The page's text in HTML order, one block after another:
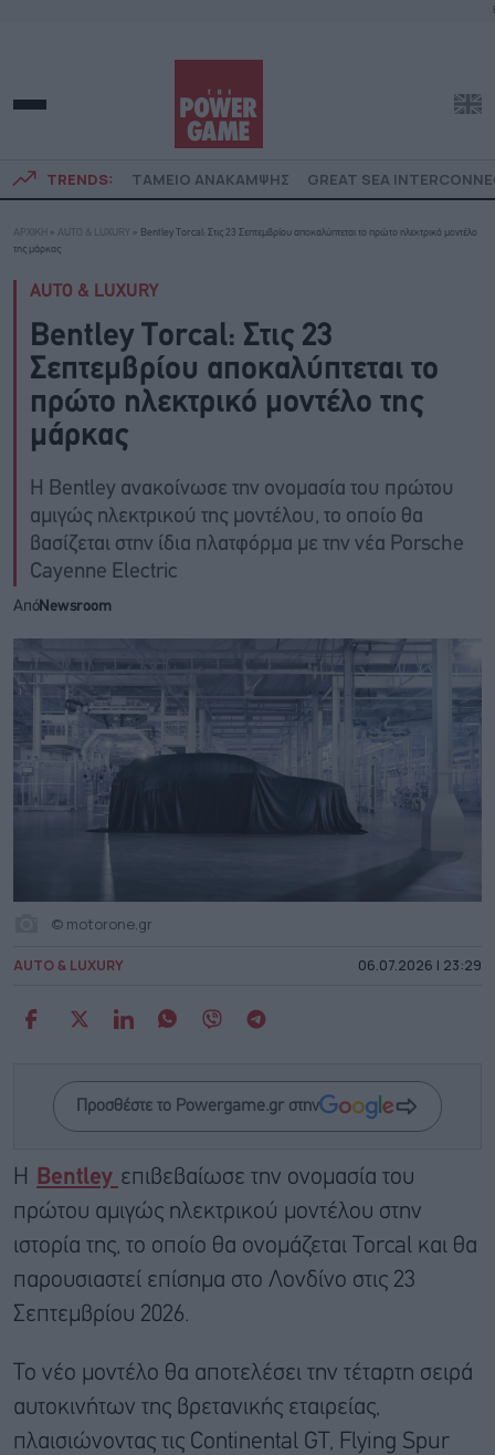
TRENDS: ΤΑΜΕΙΟ ΑΝΑΚΑΜΨΗΣ GREAT SEA
ΑΡΧΙΚΗ » AUTO & LUXURY » Bentley Torcal: Στις 23 Σεπτεμβρίου αποκαλύπτεται το πρώτο ηλεκτρικό μοντέλο
της μάρκας
AUTO & LUXURY
Bentley Torcal: Στις 23
Σεπτεμβρίου αποκαλύπτεται το
πρώτο ηλεκτρικό μοντέλο της
μάρκας
Η Bentley ανακοίνωσε την ονομασία του πρώτου
αμιγώς ηλεκτρικού της μοντέλου, το οποίο θα
βασίζεται στην ίδια πλατφόρμα με την νέα Porsche
Cayenne Electric
ΑπόNewsroom
© motorone.gr
AUTO & LUXURY 06.07.2026 | 23:29
Προσθέστε το Powergame.gr στην
Η Bentley επιβεβαίωσε την ονομασία του
πρώτου αμιγώς ηλεκτρικού μοντέλου στην
ιστορία της, το οποίο θα ονομάζεται Torcal και θα
παρουσιαστεί επίσημα στο Λονδίνο στις 23
Σεπτεμβρίου 2026.
Το νέο μοντέλο θα αποτελέσει την τέταρτη σειρά
αυτοκινήτων της βρετανικής εταιρείας,
πλαισιώνοντας τις Continental GT, Flying Spur